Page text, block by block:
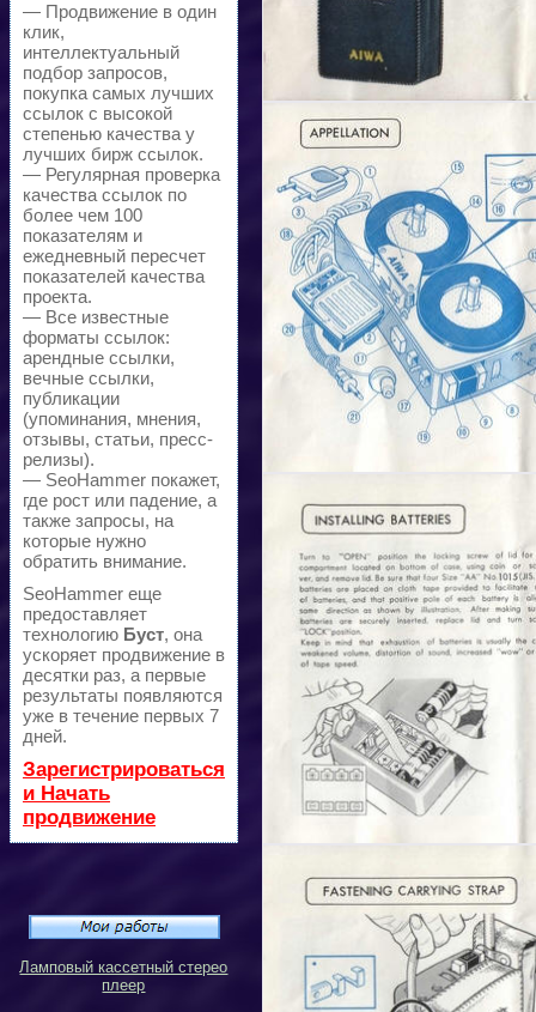
— Продвижение в один
клик,
интеллектуальный
подбор запросов,
покупка самых лучших
ссылок с высокой
степенью качества у
лучших бирж ссылок.
— Регулярная проверка
качества ссылок по
более чем 100
показателям и
ежедневный пересчет
показателей качества
проекта.
— Все известные
форматы ссылок:
арендные ссылки,
вечные ссылки,
публикации
(упоминания, мнения,
отзывы, статьи, пресс-
релизы).
— SeoHammer покажет,
где рост или падение, а
также запросы, на
которые нужно
обратить внимание.
SeoHammer еще
предоставляет
технологию Буст, она
ускоряет продвижение в
десятки раз, а первые
результаты появляются
уже в течение первых 7
дней.
Зарегистрироваться
и Начать
продвижение
Ламповый кассетный стерео
плеер